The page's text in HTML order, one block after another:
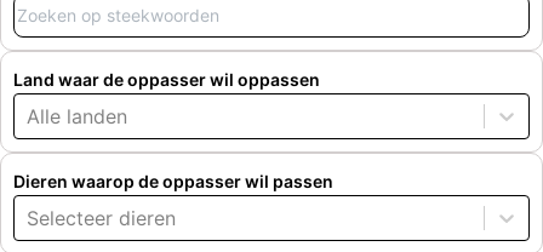
Land waar de oppasser wil oppassen
Alle landen
Dieren waarop de oppasser wil passen
Selecteer dieren